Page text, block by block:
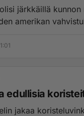
järkkäillä
amerikan
edullisia
jakaa